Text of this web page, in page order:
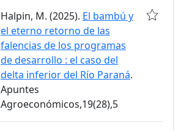
Halpin, M. (2025). El bambú y
el eterno retorno de las
falencias de los programas
de desarrollo : el caso del
delta inferior del Río Paraná.
Apuntes
Agroeconómicos,19(28),5